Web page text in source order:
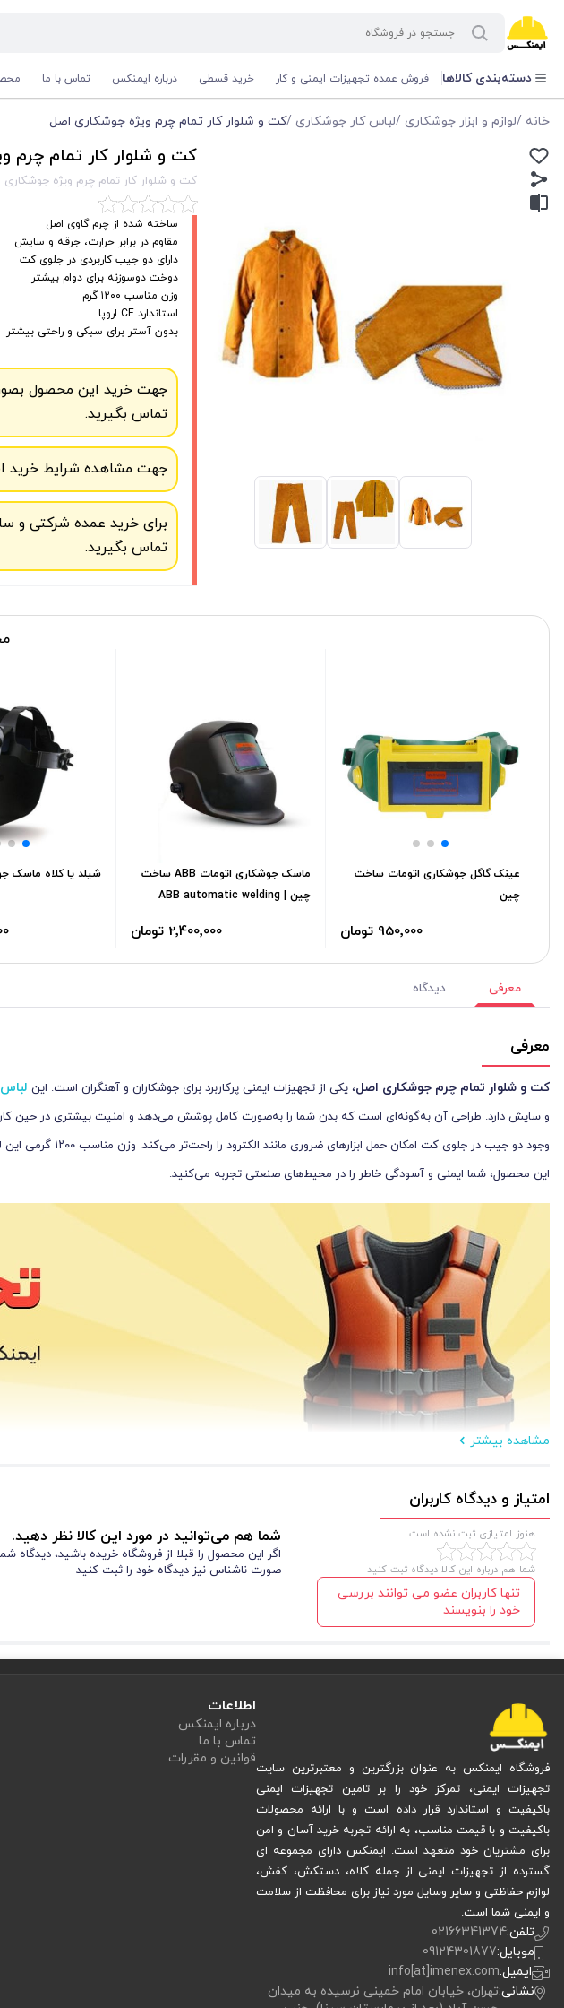
دسته‌بندی کالاها فروش عمده تجهیزات ایمنی و کار خرید قسطی درباره ایمنکس تماس با ما
خانه /لوازم و ابزار جوشکاری /لباس کار جوشکاری /کت و شلوار کار تمام چرم ویژه جوشکاری اصل
کت و شلوار کار تمام چرم
کت و شلوار کار تمام چرم ویژه
ساخته شده از چرم گاوی اصل
مقاوم در برابر حرارت، جرقه و سایش
دارای دو جیب کاربردی در جلوی کت
دوخت دوسوزنه برای دوام بیشتر
وزن مناسب ۱۲۰۰ گرم
استاندارد CE اروپا
بدون آستر برای سبکی و راحتی بیشتر
جهت خرید این محصول
تماس بگیرید.
جهت مشاهده شرایط خرید
برای خرید عمده شرکتی و
تماس بگیرید.
عینک گاگل جوشکاری اتومات ساخت
چین
950٬000 تومان
ماسک جوشکاری اتومات ABB ساخت
چین | ABB automatic welding
2٬400٬000 تومان
شیلد یا کلاه ماسک
معرفی دیدگاه
معرفی
کت و شلوار تمام چرم جوشکاری اصل، یکی از تجهیزات ایمنی پرکاربرد برای جوشکاران و آهنگران است. این لباس
و سایش دارد. طراحی آن به‌گونه‌ای است که بدن شما را به‌صورت کامل پوشش می‌دهد و امنیت بیشتری در حین
وجود دو جیب در جلوی
این محصول، شما ایمنی و آسودگی خاطر را در محیط‌های صنعتی تجربه می‌کنید.
مزایا و معایب کت و شلوار چرم جوشکاری اصل
مقاومت عالی در برابر حرارت و جرقه
بادوام و ساخته‌شده از چرم گاوی اصل
طراحی دوسوزنه برای افزایش طول عمر دوخت
دارای دو جیب کاربردی در قسمت جلو
محافظت کامل بدن هنگام جوشکاری
معایب
نداشتن آستر داخلی
وزن بیشتر نسبت به لباس‌های پارچه‌ای
نیاز به مراقبت و نگهداری ویژه چرم
در نهایت، اگرچه این لباس کمی سنگین‌تر از نمونه‌های پارچه‌ای است، اما دوام و ایمنی بالای آن، ارزش خرید بالایی
کاربرد کت و شلوار چرمی جوشکاری
مشاهده بیشتر
امتیاز و دیدگاه کاربران
هنوز امتیازی ثبت نشده است.
شما هم درباره این کالا دیدگاه ثبت کنید
تنها کاربران عضو می توانند بررسی
خود را بنویسند
شما هم می‌توانید در مورد این کالا نظر دهید.
اگر این محصول را قبلا از فروشگاه خریده باشید،
صورت ناشناس نیز دیدگاه خود را ثبت کنید
فروشگاه ایمنکس به عنوان بزرگترین و معتبرترین سایت
تجهیزات ایمنی، تمرکز خود را بر تامین تجهیزات ایمنی
باکیفیت و استاندارد قرار داده است و با ارائه محصولات
باکیفیت و با قیمت مناسب، به ارائه تجربه خرید آسان و امن
برای مشتریان خود متعهد است. ایمنکس دارای مجموعه ای
گسترده از تجهیزات ایمنی از جمله کلاه، دستکش، کفش،
لوازم حفاظتی و سایر وسایل مورد نیاز برای محافظت از سلامت
و ایمنی شما است.
تلفن:02166341374
موبایل:09124301877
ایمیل:info[at]imenex.com
نشانی:تهران، خیابان امام خمینی نرسیده به میدان
اطلاعات
درباره ایمنکس
تماس با ما
قوانین و مقررات